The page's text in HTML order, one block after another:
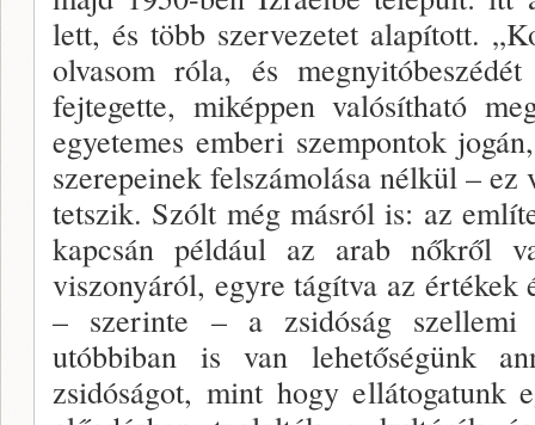
lett, és több szervezetet alapított.
olvasom róla, és
fejtegette, miképpen való­sítható
egyetemes emberi szempontok
szerepeinek fel­számolása nélkül –
tetszik. Szólt még másról is: az
kapcsán például az arab nőkről
viszonyáról, egyre tá­gítva az értékek
– szerinte – a zsidóság szellemi
utóbbiban is van lehetőségünk
zsidóságot, mint hogy ellátogatunk